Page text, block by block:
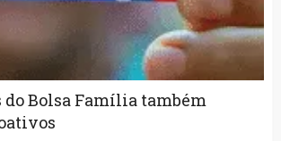
Bolsa Família também